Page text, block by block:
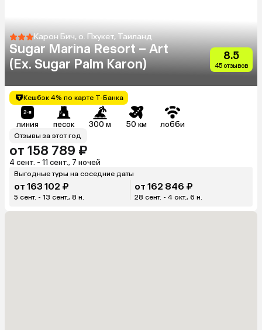
Карон Бич, о. Пхукет, Таиланд
Sugar Marina Resort – Art
(Ex. Sugar Palm Karon)
8.5
45 отзывов
Кешбэк 4% по карте Т-Банка
линия песок 300 м 50 км лобби
Отзывы за этот год
от 158 789 ₽
4 сент. - 11 сент., 7 ночей
Выгодные туры на соседние даты
от 163 102 ₽
5 сент. - 13 сент., 8 н.
от 162 846 ₽
28 сент. - 4 окт., 6 н.